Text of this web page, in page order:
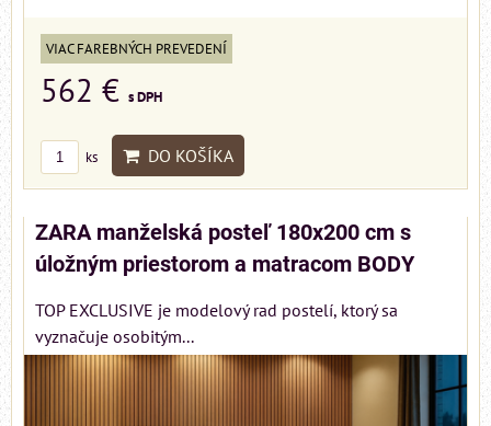
VIAC FAREBNÝCH PREVEDENÍ
562 € s DPH
ks DO KOŠÍKA
ZARA manželská posteľ 180x200 cm s
úložným priestorom a matracom BODY
TOP EXCLUSIVE je modelový rad postelí, ktorý sa
vyznačuje osobitým...